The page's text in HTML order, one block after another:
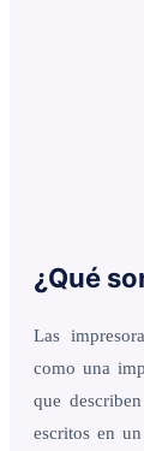
¿Qué
Las
como una
que
escritos en